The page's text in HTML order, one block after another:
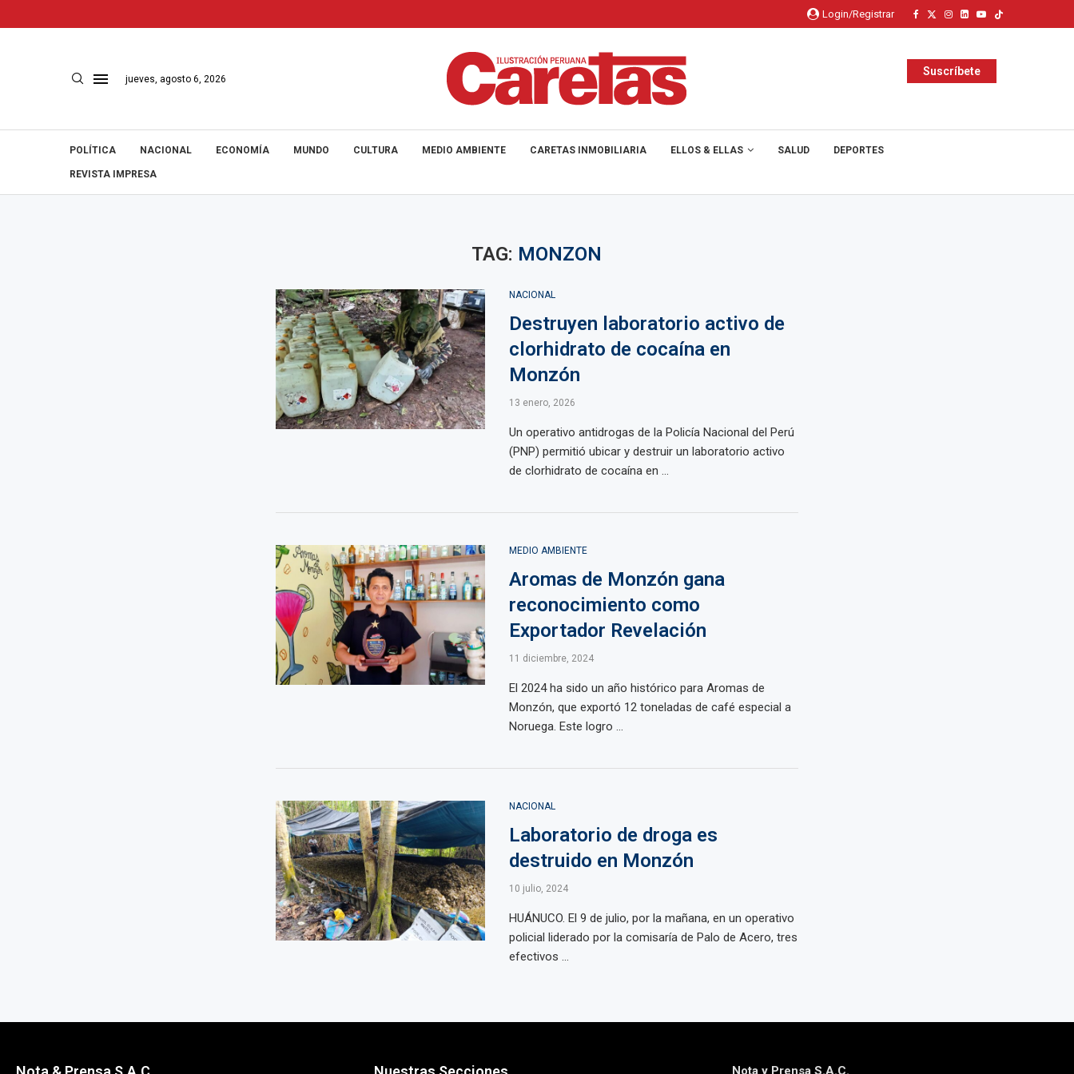
Login/Registrar
jueves, agosto 6, 2026
Suscríbete
POLÍTICA NACIONAL ECONOMÍA MUNDO CULTURA MEDIO AMBIENTE CARETAS INMOBILIARIA ELLOS & ELLAS SALUD DEPORTES
REVISTA IMPRESA
TAG: MONZON
NACIONAL
Destruyen laboratorio activo de
clorhidrato de cocaína en
Monzón
13 enero, 2026
Un operativo antidrogas de la Policía Nacional del Perú
(PNP) permitió ubicar y destruir un laboratorio activo
de clorhidrato de cocaína en ...
MEDIO AMBIENTE
Aromas de Monzón gana
reconocimiento como
Exportador Revelación
11 diciembre, 2024
El 2024 ha sido un año histórico para Aromas de
Monzón, que exportó 12 toneladas de café especial a
Noruega. Este logro ...
NACIONAL
Laboratorio de droga es
destruido en Monzón
10 julio, 2024
HUÁNUCO. El 9 de julio, por la mañana, en un operativo
policial liderado por la comisaría de Palo de Acero, tres
efectivos ...
Nota y Prensa S.A.C.